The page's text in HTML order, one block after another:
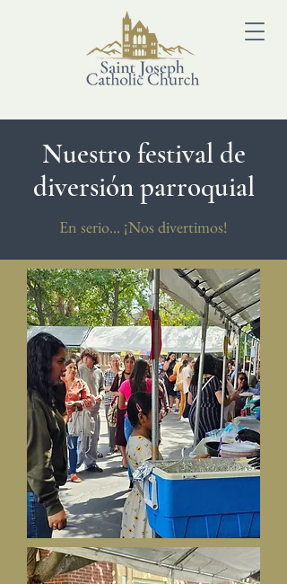
Nuestro festival de
diversión parroquial
En serio... ¡Nos divertimos!